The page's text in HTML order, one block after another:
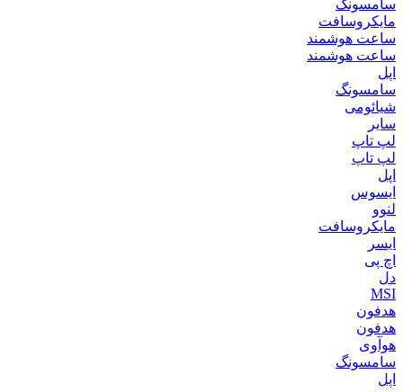
سامسونگ
مایکروسافت
ساعت هوشمند
ساعت هوشمند
اپل
سامسونگ
شیائومی
سایر
لپ تاپ
لپ تاپ
اپل
ایسوس
لنوو
مایکروسافت
ایسر
اچ پی
دل
MSI
هدفون
هدفون
هوآوی
سامسونگ
اپل